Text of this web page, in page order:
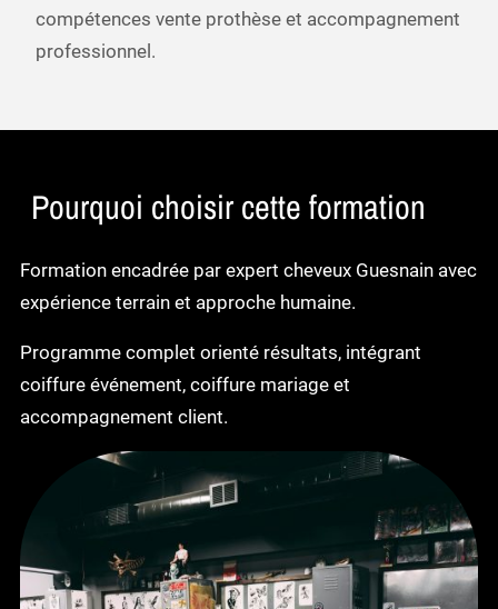
compétences vente prothèse et accompagnement
professionnel.
Pourquoi choisir cette formation
Formation encadrée par expert cheveux Guesnain avec
expérience terrain et approche humaine.
Programme complet orienté résultats, intégrant
coiffure événement, coiffure mariage et
accompagnement client.